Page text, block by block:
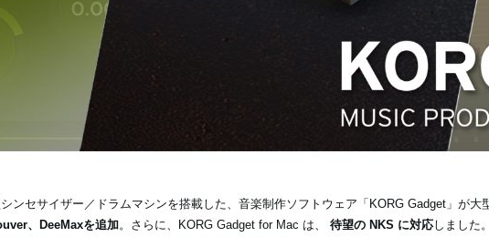
ンセサイザー／ドラムマシンを搭載した、音楽制作ソフトウェア「KORG Gadget」が大
、DeeMaxを追加。さらに、KORG Gadget for Mac は、 待望の NKS に対応しました